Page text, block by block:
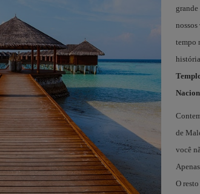
nossos
tempo
de
você
O